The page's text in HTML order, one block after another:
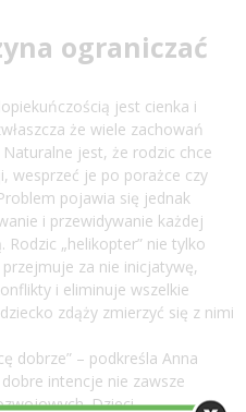
ograniczać
jest cienka i
że wiele zachowań
jest, że rodzic chce
wesprzeć je po porażce czy
pojawia się jednak
i przewidywanie każdej
„helikopter” nie tylko
za nie inicjatywę,
i eliminuje wszelkie
zdąży zmierzyć się z nimi
dobrze” – podkreśla Anna
intencje nie zawsze
Dzieci